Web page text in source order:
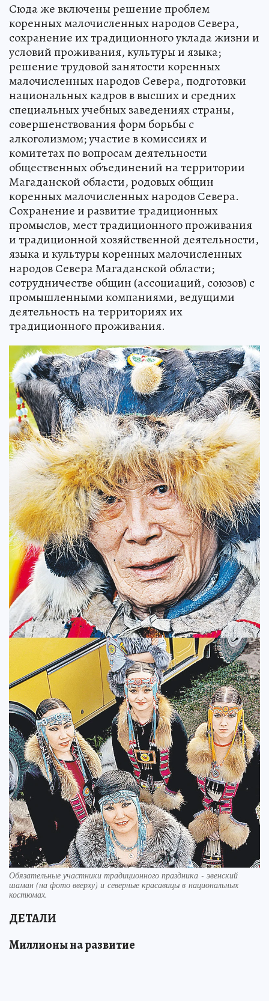
Сюда же включены решение проблем
коренных малочисленных народов Севера,
сохранение их традиционного уклада жизни и
условий проживания, культуры и языка;
решение трудовой занятости коренных
малочисленных народов Севера, подготовки
национальных кадров в высших и средних
специальных учебных заведениях страны,
совершенствования форм борьбы с
алкоголизмом; участие в комиссиях и
комитетах по вопросам деятельности
общественных объединений на территории
Магаданской области, родовых общин
коренных малочисленных народов Севера.
Сохранение и развитие традиционных
промыслов, мест традиционного проживания
и традиционной хозяйственной деятельности,
языка и культуры коренных малочисленных
народов Севера Магаданской области;
сотрудничестве общин (ассоциаций, союзов) с
промышленными компаниями, ведущими
деятельность на территориях их
традиционного проживания.
Обязательные участники традиционного праздника - эвенский
шаман (на фото вверху) и северные красавицы в национальных
костюмах.
ДЕТАЛИ
Миллионы на развитие